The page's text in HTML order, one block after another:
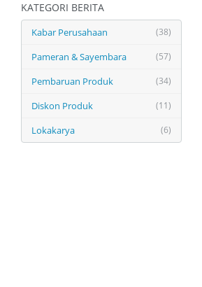
KATEGORI BERITA
(38)
Kabar Perusahaan
(57)
Pameran & Sayembara
(34)
Pembaruan Produk
(11)
Diskon Produk
(6)
Lokakarya